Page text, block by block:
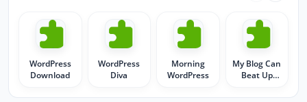
WordPress
Download
WordPress
Diva
Morning
WordPress
My Blog Can
Beat Up